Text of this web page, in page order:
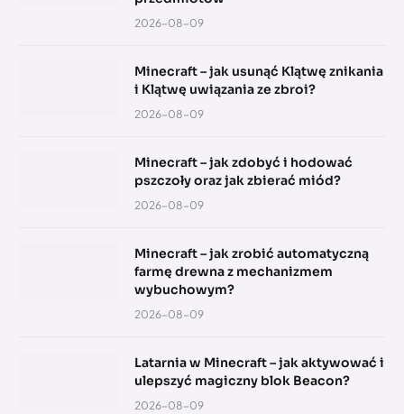
2026-08-09
Minecraft – jak usunąć Klątwę znikania
i Klątwę uwiązania ze zbroi?
2026-08-09
Minecraft – jak zdobyć i hodować
pszczoły oraz jak zbierać miód?
2026-08-09
Minecraft – jak zrobić automatyczną
farmę drewna z mechanizmem
wybuchowym?
2026-08-09
Latarnia w Minecraft – jak aktywować i
ulepszyć magiczny blok Beacon?
2026-08-09